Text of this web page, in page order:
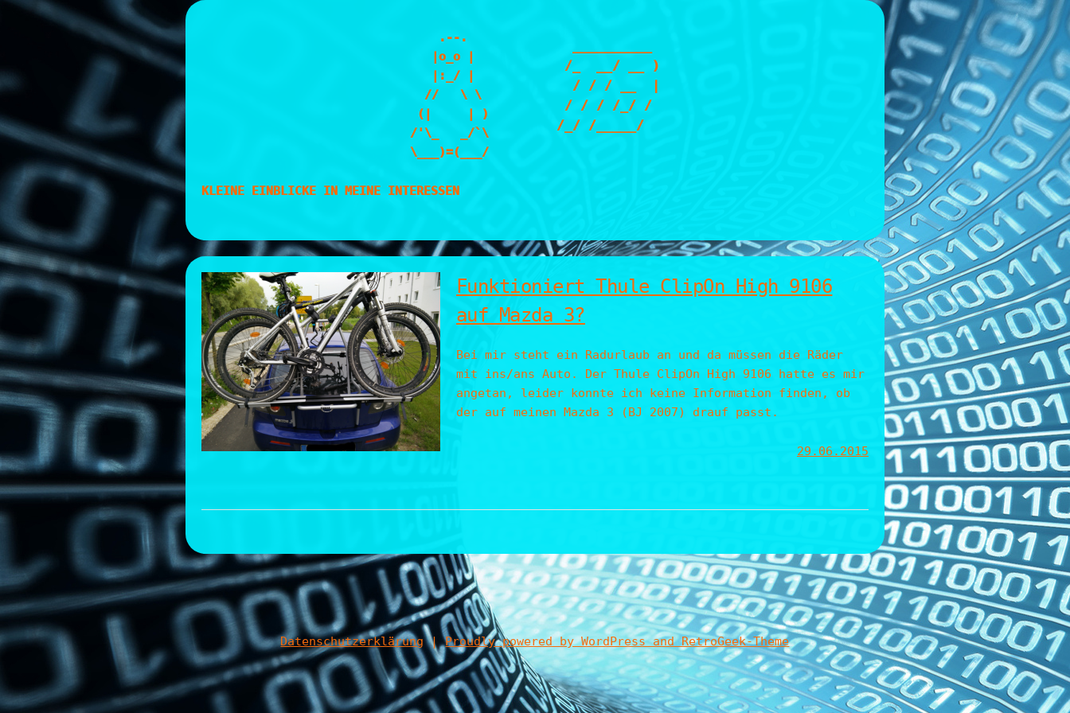
    .--.
   |o_o |
   |:_/ |
  //   \ \
(|     | )
/'\_   _/`\
\___)=(___/
/_  __/ __ )
  / / / __  |
/ / / /_/ /
/_/ /_____/
KLEINE EINBLICKE IN MEINE INTERESSEN
Funktioniert Thule ClipOn High 9106
auf Mazda 3?
Bei mir steht ein Radurlaub an und da müssen die Räder
mit ins/ans Auto. Der Thule ClipOn High 9106 hatte es mir
angetan, leider konnte ich keine Information finden, ob
der auf meinen Mazda 3 (BJ 2007) drauf passt.
29.06.2015
Datenschutzerklärung|Proudly powered by WordPress and RetroGeek-Theme